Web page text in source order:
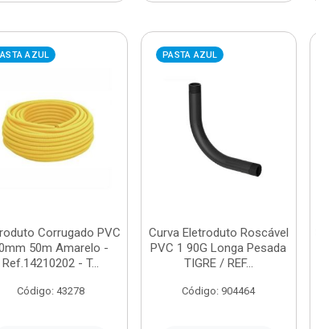
AZUL
Corrugado PVC
50m Amarelo -
Ref.14210202 - T...
Código: 43278
PASTA AZUL
Curva Eletroduto Roscável
PVC 1 90G Longa Pesada
TIGRE / REF...
Código: 904464